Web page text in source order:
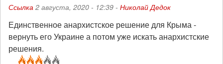
Ссылка 2 августа, 2020 - 12:39 - Николай Дедок
Единственное анархистское решение для Крыма -
вернуть его Украине а потом уже искать анархистские
решения.